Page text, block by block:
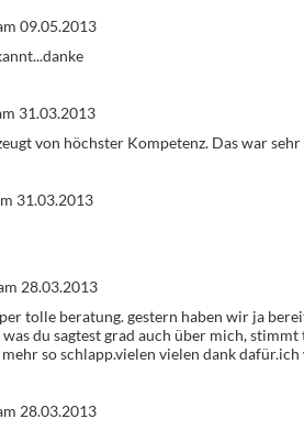
09.05.2013
31.03.2013
von höchster Kompetenz. Das war
31.03.2013
28.03.2013
tolle beratung. gestern haben wir ja
was du sagtest grad auch über mich,
so schlapp.vielen vielen dank
28.03.2013